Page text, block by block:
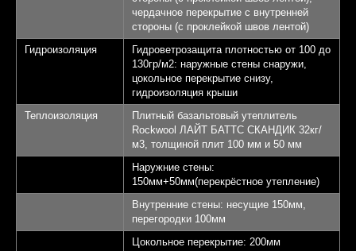
чердачное перекрытие с внутренней
стороны (с проклейкой швов лентой)
Гидроизоляция
Гидроветрозащита плотностью от 100 до
130гр/м2: наружные стены снаружи,
цокольное перекрытие снизу,
гидроизоляция крыши
Теплоизоляция
Плитный базальтовый утеплитель
Rockwool ЛАЙТ БАТТС СКАНДИК 32кг/
м3, толщиной плит 100 мм и 50 мм
Наружние стены:
150мм+50мм(перекрёстное утепление)
Внутренние стены: несущие 150мм,
перегородки 100мм
Цокольное перекрытие: 200мм
Площадь 145,32 кв.м.
Выставочный
дом "Алмаз"